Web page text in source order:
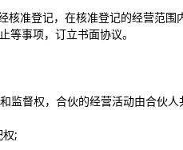
核准登记，在核准登记的经营范
等事项，订立书面协议。
督权，合伙的经营活动由合伙人
;